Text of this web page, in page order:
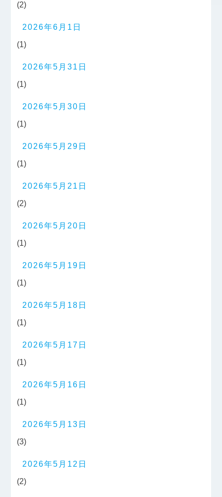
(2)
2026年6月1日
(1)
2026年5月31日
(1)
2026年5月30日
(1)
2026年5月29日
(1)
2026年5月21日
(2)
2026年5月20日
(1)
2026年5月19日
(1)
2026年5月18日
(1)
2026年5月17日
(1)
2026年5月16日
(1)
2026年5月13日
(3)
2026年5月12日
(2)